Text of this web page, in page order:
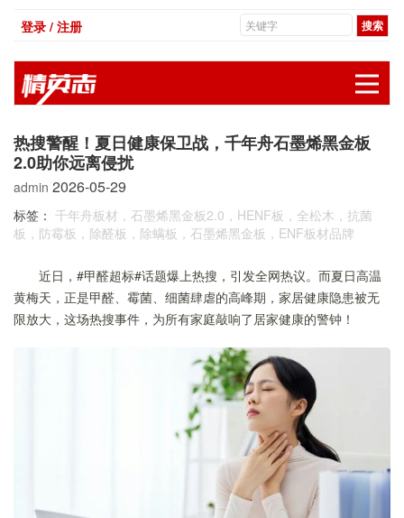
登录 / 注册
热搜警醒！夏日健康保卫战，千年舟石墨烯黑金板
2.0助你远离侵扰
admin 2026-05-29
标签： 千年舟板材，石墨烯黑金板2.0，HENF板，全松木，抗菌
板，防霉板，除醛板，除螨板，石墨烯黑金板，ENF板材品牌
近日，#甲醛超标#话题爆上热搜，引发全网热议。而夏日高温
黄梅天，正是甲醛、霉菌、细菌肆虐的高峰期，家居健康隐患被无
限放大，这场热搜事件，为所有家庭敲响了居家健康的警钟！